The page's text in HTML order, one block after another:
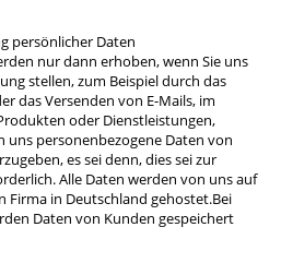
persönlicher Daten
nur dann erhoben, wenn Sie uns
stellen, zum Beispiel durch das
das Versenden von E-Mails, im
oder Dienstleistungen,
uns personenbezogene Daten von
es sei denn, dies sei zur
Alle Daten werden von uns auf
Firma in Deutschland gehostet.Bei
Daten von Kunden gespeichert